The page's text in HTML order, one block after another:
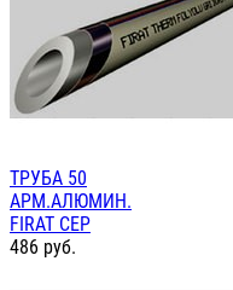
ТРУБА 50
АРМ.АЛЮМИН.
FIRAT СЕР
486 руб.